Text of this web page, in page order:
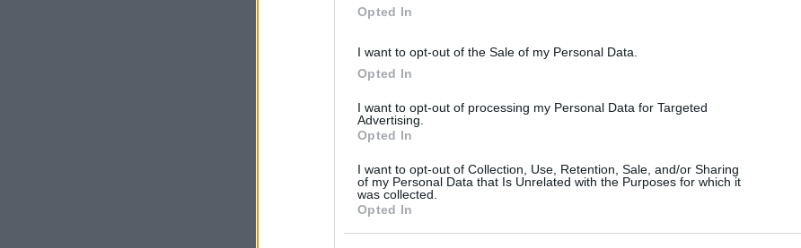
Opted In
I want to opt-out of the Sale of my Personal Data.
Opted In
I want to opt-out of processing my Personal Data for Targeted
Advertising.
Opted In
I want to opt-out of Collection, Use, Retention, Sale, and/or Sharing
of my Personal Data that Is Unrelated with the Purposes for which it
was collected.
Opted In
Ακολουθήστε τοprotothema.gr στο Google News
Δείτε όλες τις τελευταίες